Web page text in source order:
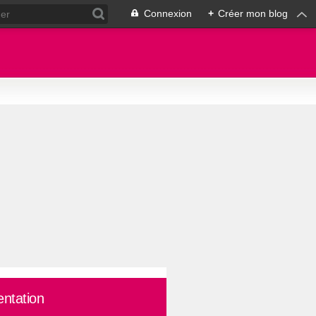
Connexion + Créer mon blog